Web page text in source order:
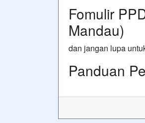
Fomulir
Mandau)
dan jangan lupa
Panduan